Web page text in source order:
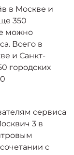
седан
равные
в Москве и
350
можно
Всего в
и Санкт-
городских
сервиса
3 в
с